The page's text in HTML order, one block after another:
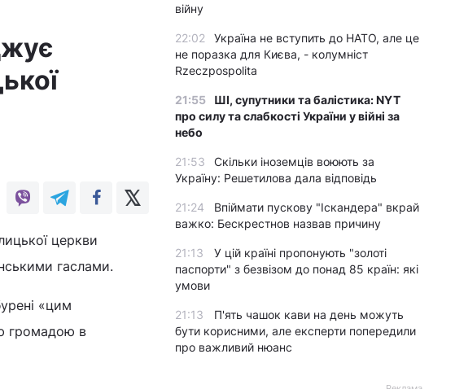
церкви
гаслами.
«цим
громадою в
війну
22:02
Україна не вступить до НАТО, але це
не поразка для Києва, - колумніст
Rzeczpospolita
21:55
ШІ, супутники та балістика: NYT
про силу та слабкості України у війні за
небо
21:53
Скільки іноземців воюють за
Україну: Решетилова дала відповідь
21:24
Впіймати пускову "Іскандера" вкрай
важко: Бескрестнов назвав причину
21:13
У цій країні пропонують "золоті
паспорти" з безвізом до понад 85 країн: які
умови
21:13
П'ять чашок кави на день можуть
бути корисними, але експерти попередили
про важливий нюанс